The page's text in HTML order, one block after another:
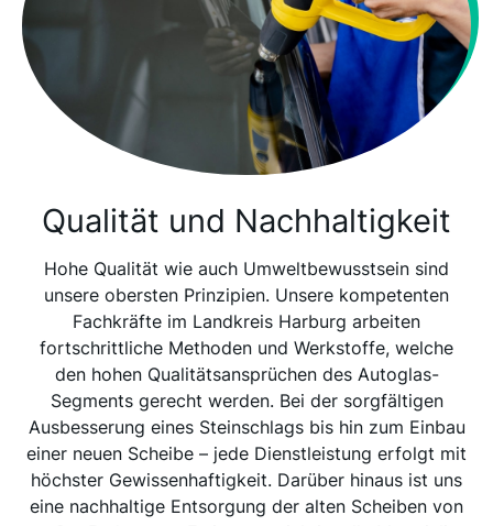
Qualität und Nachhaltigkeit
Hohe Qualität wie auch Umweltbewusstsein sind
unsere obersten Prinzipien. Unsere kompetenten
Fachkräfte im Landkreis Harburg arbeiten
fortschrittliche Methoden und Werkstoffe, welche
den hohen Qualitätsansprüchen des Autoglas-
Segments gerecht werden. Bei der sorgfältigen
Ausbesserung eines Steinschlags bis hin zum Einbau
einer neuen Scheibe – jede Dienstleistung erfolgt mit
höchster Gewissenhaftigkeit. Darüber hinaus ist uns
eine nachhaltige Entsorgung der alten Scheiben von